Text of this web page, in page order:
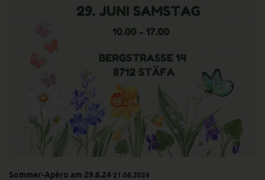
Sommer-Apéro am 29.6.24 21.06.2024